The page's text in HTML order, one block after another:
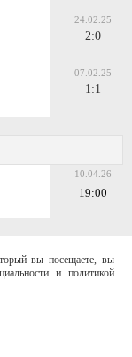
24.02.25
2:0
07.02.25
1:1
10.04.26
19:00
вы посещаете, вы
и политикой